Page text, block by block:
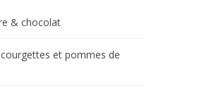
& chocolat
et pommes de